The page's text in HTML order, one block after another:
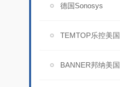
德国Sonosys
TEMTOP乐控美国
BANNER邦纳美国